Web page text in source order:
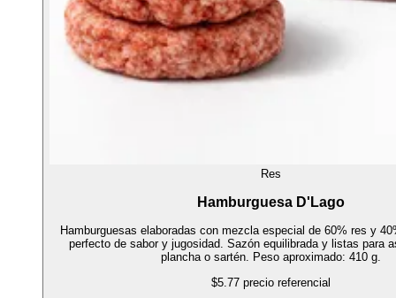
Res
Hamburguesa D'Lago
Hamburguesas elaboradas con mezcla especial de 60% res y
perfecto de sabor y jugosidad. Sazón equilibrada y listas para
plancha o sartén. Peso aproximado: 410 g.
$5.77 precio referencial